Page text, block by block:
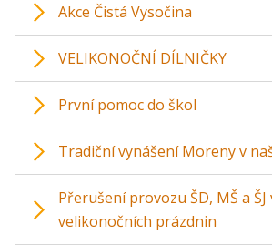
Akce Čistá Vysočina
VELIKONOČNÍ DÍLNIČKY
První pomoc do škol
Tradiční vynášení Moreny v
Přerušení provozu ŠD, MŠ a
velikonočních prázdnin